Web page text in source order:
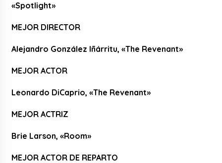
«Spotlight»
MEJOR DIRECTOR
Alejandro González Iñárritu, «The Revenant»
MEJOR ACTOR
Leonardo DiCaprio, «The Revenant»
MEJOR ACTRIZ
Brie Larson, «Room»
MEJOR ACTOR DE REPARTO